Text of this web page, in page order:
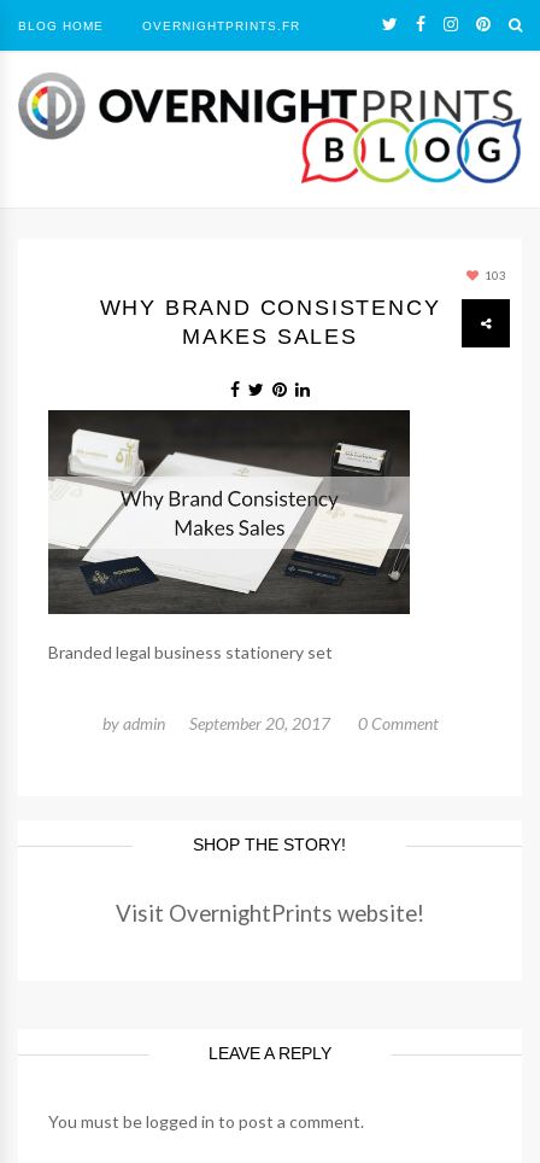
BLOG HOME OVERNIGHTPRINTS.FR
103
WHY BRAND CONSISTENCY
MAKES SALES
Branded legal business stationery set
byadmin September 20, 2017 0 Comment
SHOP THE STORY!
Visit OvernightPrints website!
LEAVE A REPLY
You must belogged in to post a comment.